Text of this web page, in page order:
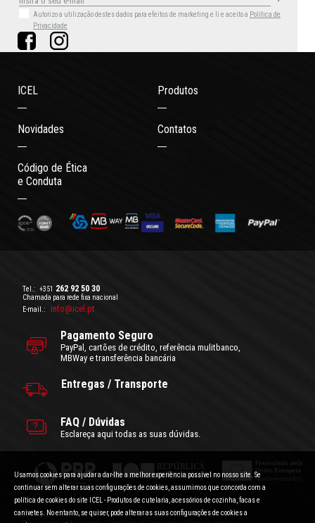
Autorizo a utilização destes dados para efeitos de marketing e li e aceito a Política de
Privacidade
ICEL Produtos
Novidades Contatos
Código de Ética
e Conduta
Tel.: +351 262 92 50 30
Chamada para rede fixa nacional
E-mail.:
info@icel.pt
Pagamento Seguro
PayPal, cartões de crédito, referência mulitbanco,
MBWay e transferência bancária
Entregas / Transporte
FAQ / Dúvidas
Esclareça aqui todas as suas dúvidas.
Condições Gerais de Utilização |Politica de Privacidade
Usamos cookies para ajudar a dar-lhe a melhor experiência possível no nosso site. Se
continuar sem alterar suas configurações de cookies, assumimos que concorda com a
política de cookies do site ICEL - Produtos de cutelaria, acessórios de cozinha, facas e
canivetes. No entanto, se quiser, pode alterar as suas configurações de cookies a